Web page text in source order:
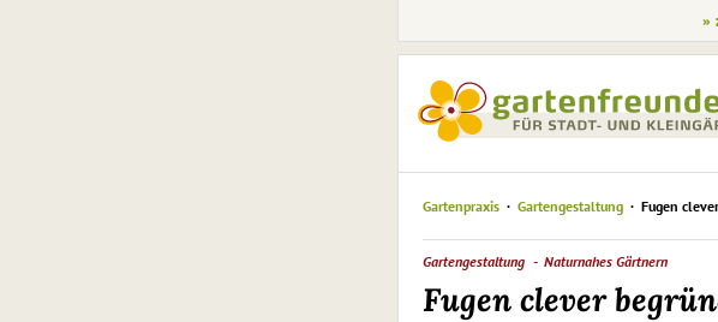
»
Gartenpraxis Gartengestaltung Fugen
Gartengestaltung Naturnahes Gärtnern
Fugen clever